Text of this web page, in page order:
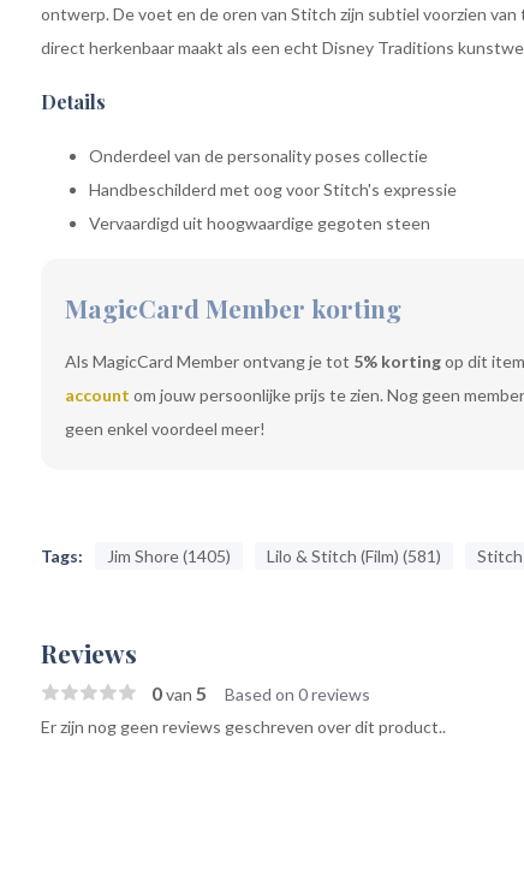
ontwerp. De voet en de oren van Stitch zijn subtiel voorzien
direct herkenbaar maakt als een echt Disney Traditions
Details
Onderdeel van de personality poses collectie
Handbeschilderd met oog voor Stitch's expressie
Vervaardigd uit hoogwaardige gegoten steen
MagicCard Member korting
Als MagicCard Member ontvang je tot 5% kortingop dit
account om jouw persoonlijke prijs te zien. Nog geen
geen enkel voordeel meer!
Tags: Jim Shore (1405) Lilo & Stitch (Film) (581) Stitch
Reviews
0van 5 Based on 0 reviews
Er zijn nog geen reviews geschreven over dit product..